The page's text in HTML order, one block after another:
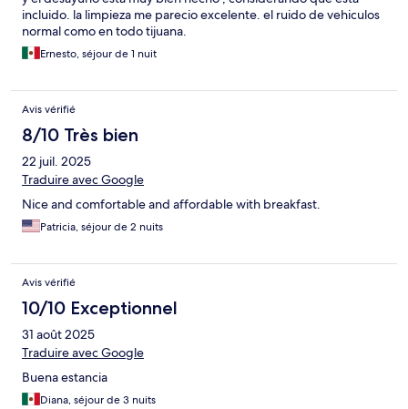
incluido. la limpieza me parecio excelente. el ruido de vehiculos
normal como en todo tijuana.
Ernesto, séjour de 1 nuit
Avis vérifié
8/10 Très bien
22 juil. 2025
Traduire avec Google
Nice and comfortable and affordable with breakfast.
Patricia, séjour de 2 nuits
Avis vérifié
10/10 Exceptionnel
31 août 2025
Traduire avec Google
Buena estancia
Diana, séjour de 3 nuits